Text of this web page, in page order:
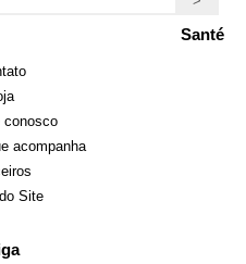
Santé
conosco
acompanha
Site